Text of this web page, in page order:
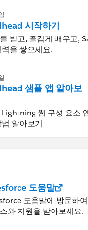
시작하기
받고, 즐겁게 배우고,
을 쌓으세요.
샘플 앱 알아보
Lightning 웹 구성 요소
법 알아보기
도움말
도움말에 방문하
와 지원을 받아보세요.